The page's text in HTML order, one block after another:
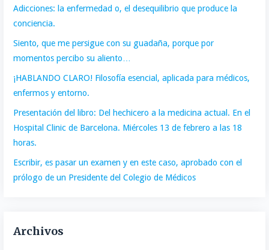
Adicciones: la enfermedad o, el desequilibrio que produce la
conciencia.
Siento, que me persigue con su guadaña, porque por
momentos percibo su aliento…
¡HABLANDO CLARO! Filosofía esencial, aplicada para médicos,
enfermos y entorno.
Presentación del libro: Del hechicero a la medicina actual. En el
Hospital Clinic de Barcelona. Miércoles 13 de febrero a las 18
horas.
Escribir, es pasar un examen y en este caso, aprobado con el
prólogo de un Presidente del Colegio de Médicos
Archivos